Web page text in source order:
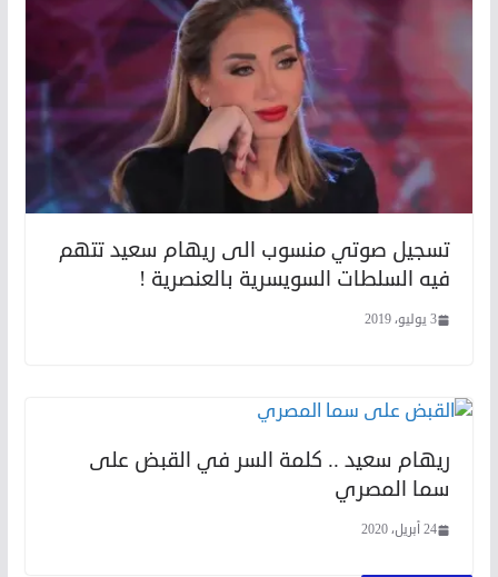
تسجيل صوتي منسوب الى ريهام سعيد تتهم
فيه السلطات السويسرية بالعنصرية !
3 يوليو، 2019
ريهام سعيد .. كلمة السر في القبض على
سما المصري
24 أبريل، 2020